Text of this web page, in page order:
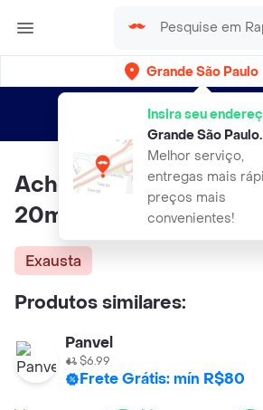
Grande São Paulo
Insira seu
Grande São Paulo.
Melhor serviço,
entregas mais
preços mais
convenientes!
Entregas grátis por 15 dias!
Aché Esalerg Gotas
20ml
Exausta
Produtos similares:
Panvel
$6.99
Frete Grátis: mín R$80